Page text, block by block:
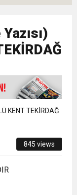
845 views